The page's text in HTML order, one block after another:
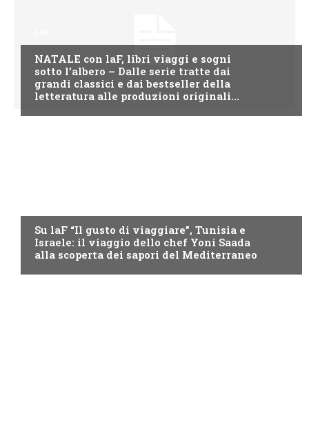
NATALE con laF, libri viaggi e sogni
sotto l’albero – Dalle serie tratte dai
grandi classici e dai bestseller della
letteratura alle produzioni originali...
Su laF “Il gusto di viaggiare”, Tunisia e
Israele: il viaggio dello chef Yoni Saada
alla scoperta dei sapori del Mediterraneo